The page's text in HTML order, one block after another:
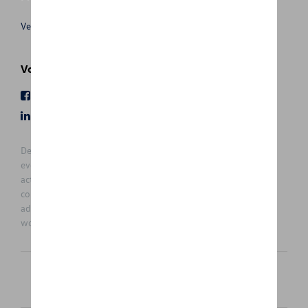
Verkoopsvoorwaarden
Volg Ons
De prijzen op deze site zijn adviesprijzen (incl. btw), exclusief
eventuele installatiekosten. Voor meer informatie over de
actuele verkoopprijs en de eventuele installatiekosten kunt u
contact opnemen met uw concessiehouder / agent. De
adviesprijzen kunnen zonder voorafgaande kennisgeving
worden gewijzigd.